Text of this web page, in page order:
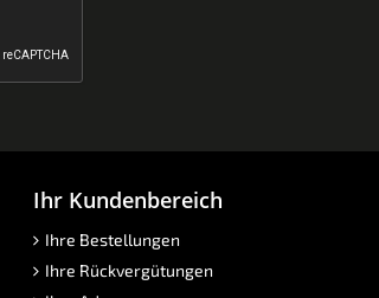
Ihr Kundenbereich
Ihre Bestellungen
Ihre Rückvergütungen